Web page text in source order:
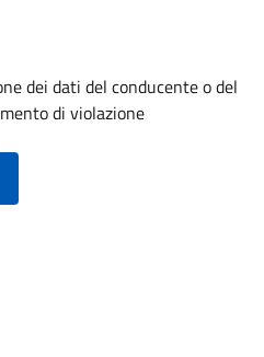
dei dati del conducente o del
di violazione